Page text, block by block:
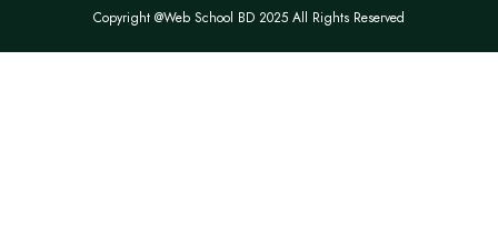
Copyright @Web School BD 2025 All Rights Reserved